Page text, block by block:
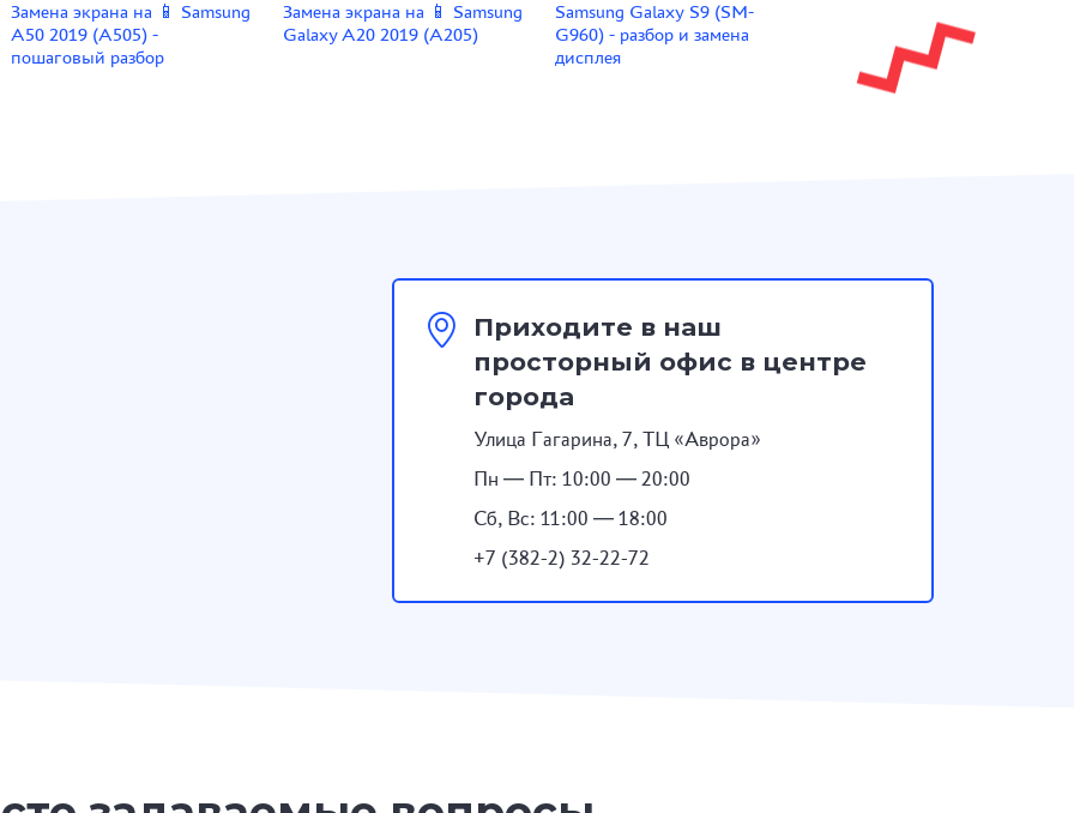
Замена экрана на 📱 Samsung
A50 2019 (A505) -
пошаговый разбор
Замена экрана на 📱 Samsung
Galaxy A20 2019 (A205)
Samsung Galaxy S9 (SM-
G960) - разбор и замена
дисплея
Приходите в наш
просторный офис в центре
города
Улица Гагарина, 7, ТЦ «Аврора»
Пн — Пт: 10:00 — 20:00
Сб, Вс: 11:00 — 18:00
+7 (382-2) 32-22-72